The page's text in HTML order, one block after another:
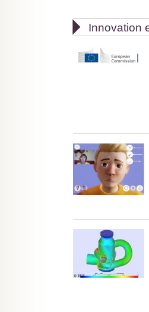
 Innovation